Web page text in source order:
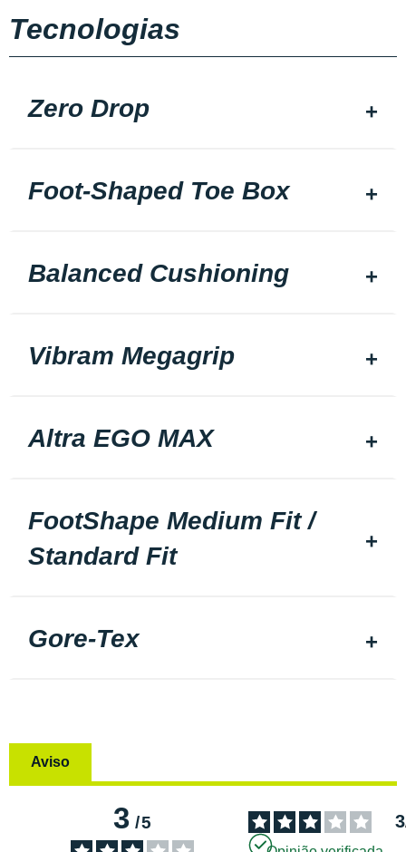
Tecnologias
Zero Drop
Foot-Shaped Toe Box
Balanced Cushioning
Vibram Megagrip
Altra EGO MAX
FootShape Medium Fit /
Standard Fit
Gore-Tex
Aviso
3/5 3